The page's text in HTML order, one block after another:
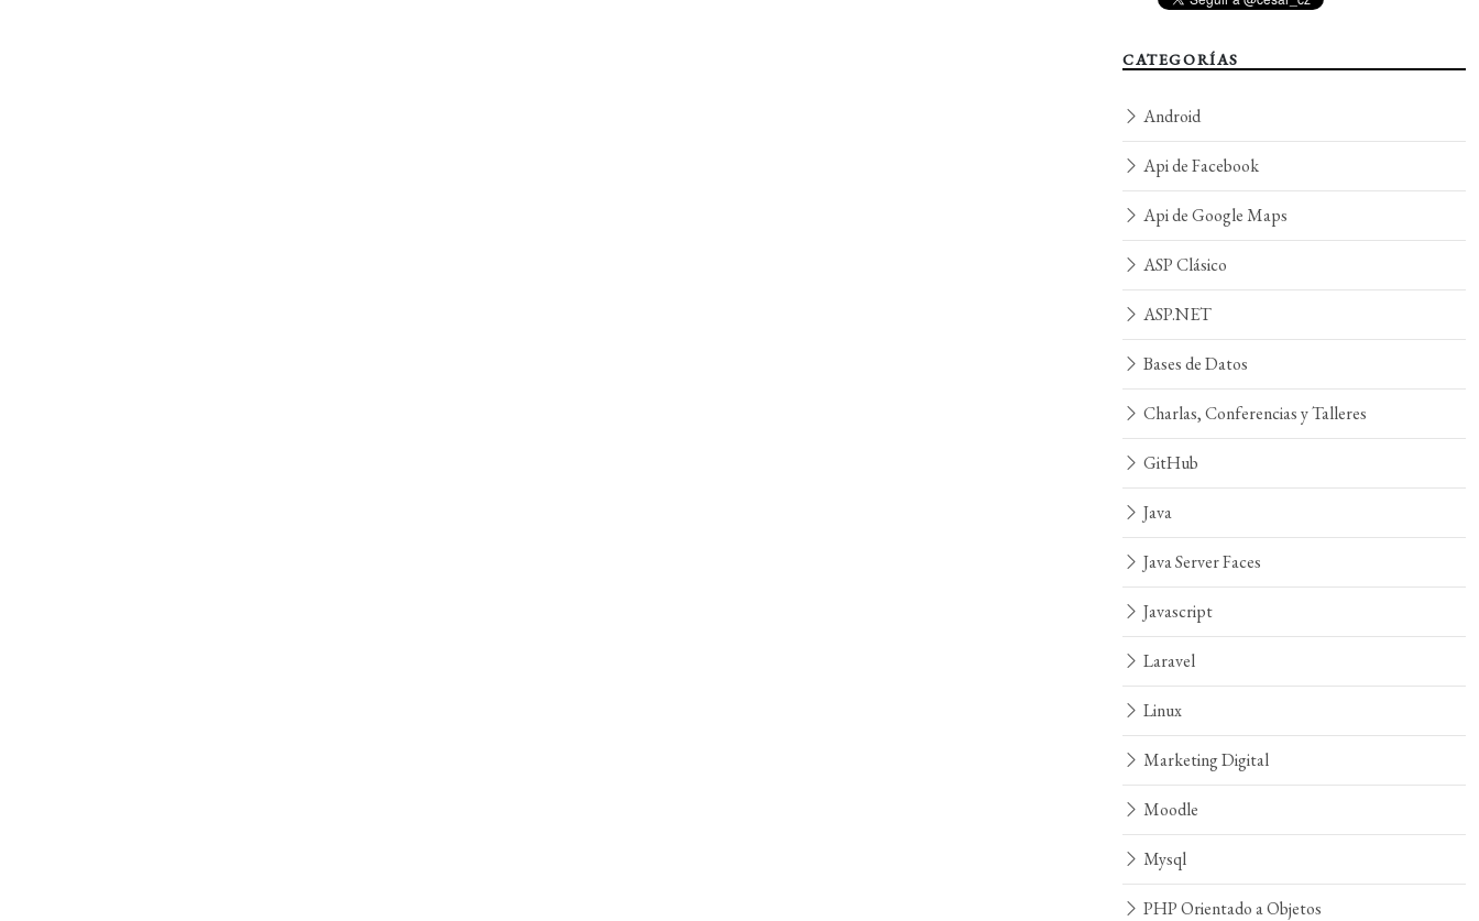
CATEGORÍAS
Android
Api de Facebook
Api de Google Maps
ASP Clásico
ASP.NET
Bases de Datos
Charlas, Conferencias y Talleres
GitHub
Java
Java Server Faces
Javascript
Laravel
Linux
Marketing Digital
Moodle
Mysql
PHP Orientado a Objetos